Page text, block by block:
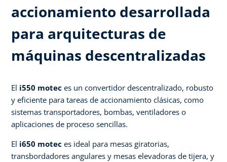
accionamiento desarrollada
para arquitecturas de
máquinas descentralizadas ​
El i550 motec es un convertidor descentralizado, robusto
y eficiente para tareas de accionamiento clásicas, como
sistemas transportadores, bombas, ventiladores o
aplicaciones de proceso sencillas.​
El i650 motec es ideal para mesas giratorias,
transbordadores angulares y mesas elevadoras de tijera, y